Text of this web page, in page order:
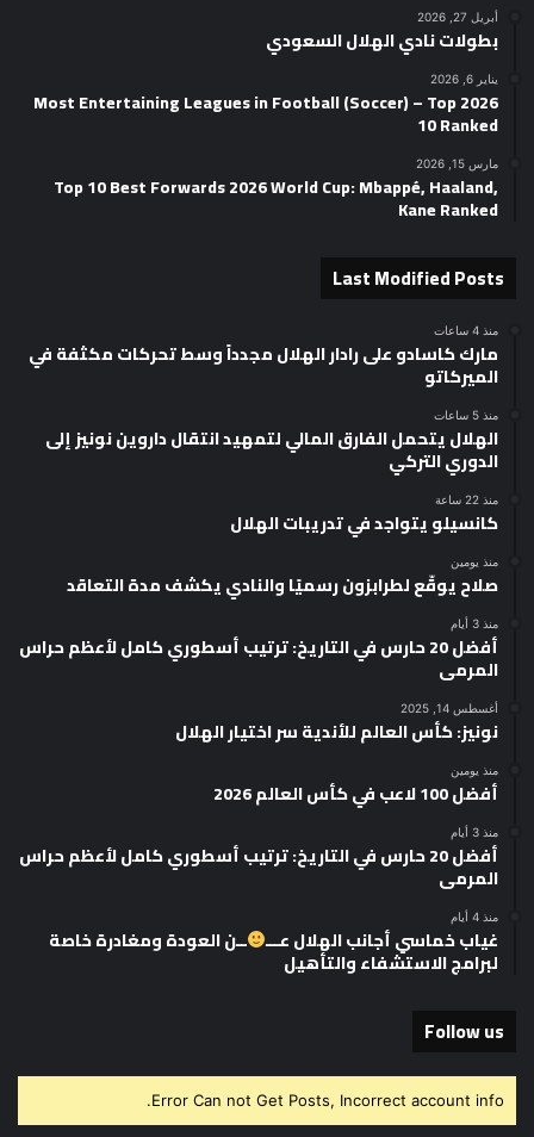
أبريل 27, 2026
بطولات نادي الهلال السعودي
يناير 6, 2026
2026 Most Entertaining Leagues in Football (Soccer) – Top
10 Ranked
مارس 15, 2026
Top 10 Best Forwards 2026 World Cup: Mbappé, Haaland,
Kane Ranked
Last Modified Posts
منذ 4 ساعات
مارك كاسادو على رادار الهلال مجدداً وسط تحركات مكثفة في
الميركاتو
منذ 5 ساعات
الهلال يتحمل الفارق المالي لتمهيد انتقال داروين نونيز إلى
الدوري التركي
منذ 22 ساعة
كانسيلو يتواجد في تدريبات الهلال
منذ يومين
صلاح يوقّع لطرابزون رسميًا والنادي يكشف مدة التعاقد
منذ 3 أيام
أفضل 20 حارس في التاريخ: ترتيب أسطوري كامل لأعظم حراس
المرمى
أغسطس 14, 2025
نونيز: كأس العالم للأندية سر اختيار الهلال
منذ يومين
أفضل 100 لاعب في كأس العالم 2026
منذ 3 أيام
أفضل 20 حارس في التاريخ: ترتيب أسطوري كامل لأعظم حراس
المرمى
منذ 4 أيام
غياب خماسي أجانب الهلال عـــ ــن العودة ومغادرة خاصة
لبرامج الاستشفاء والتأهيل
Follow us
Error Can not Get Posts, Incorrect account info.